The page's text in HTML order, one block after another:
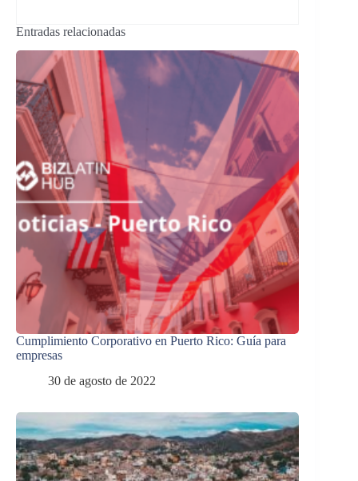
Entradas relacionadas
Cumplimiento Corporativo en Puerto Rico: Guía para
empresas
30 de agosto de 2022